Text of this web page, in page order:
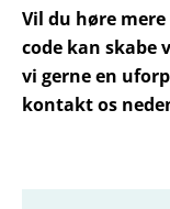
Vil du høre
code kan skabe
vi gerne en
kontakt os